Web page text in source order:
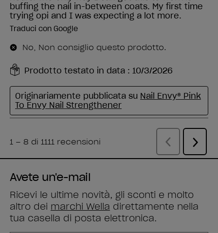
Avete un'e-mail
Ricevi le ultime novità, gli sconti e molto
altro dei marchi Wella direttamente nella
tua casella di posta elettronica.